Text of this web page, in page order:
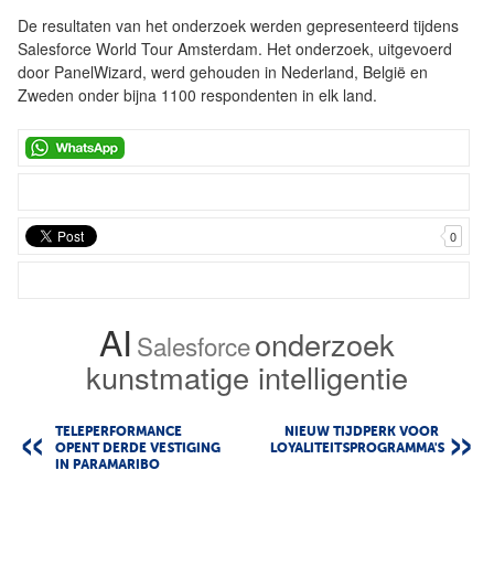
De resultaten van het onderzoek werden gepresenteerd tijdens
Salesforce World Tour Amsterdam. Het onderzoek, uitgevoerd
door PanelWizard, werd gehouden in Nederland, België en
Zweden onder bijna 1100 respondenten in elk land.
0
AI Salesforceonderzoek
kunstmatige intelligentie
TELEPERFORMANCE
OPENT DERDE VESTIGING
IN PARAMARIBO
NIEUW TIJDPERK VOOR
LOYALITEITSPROGRAMMA'S